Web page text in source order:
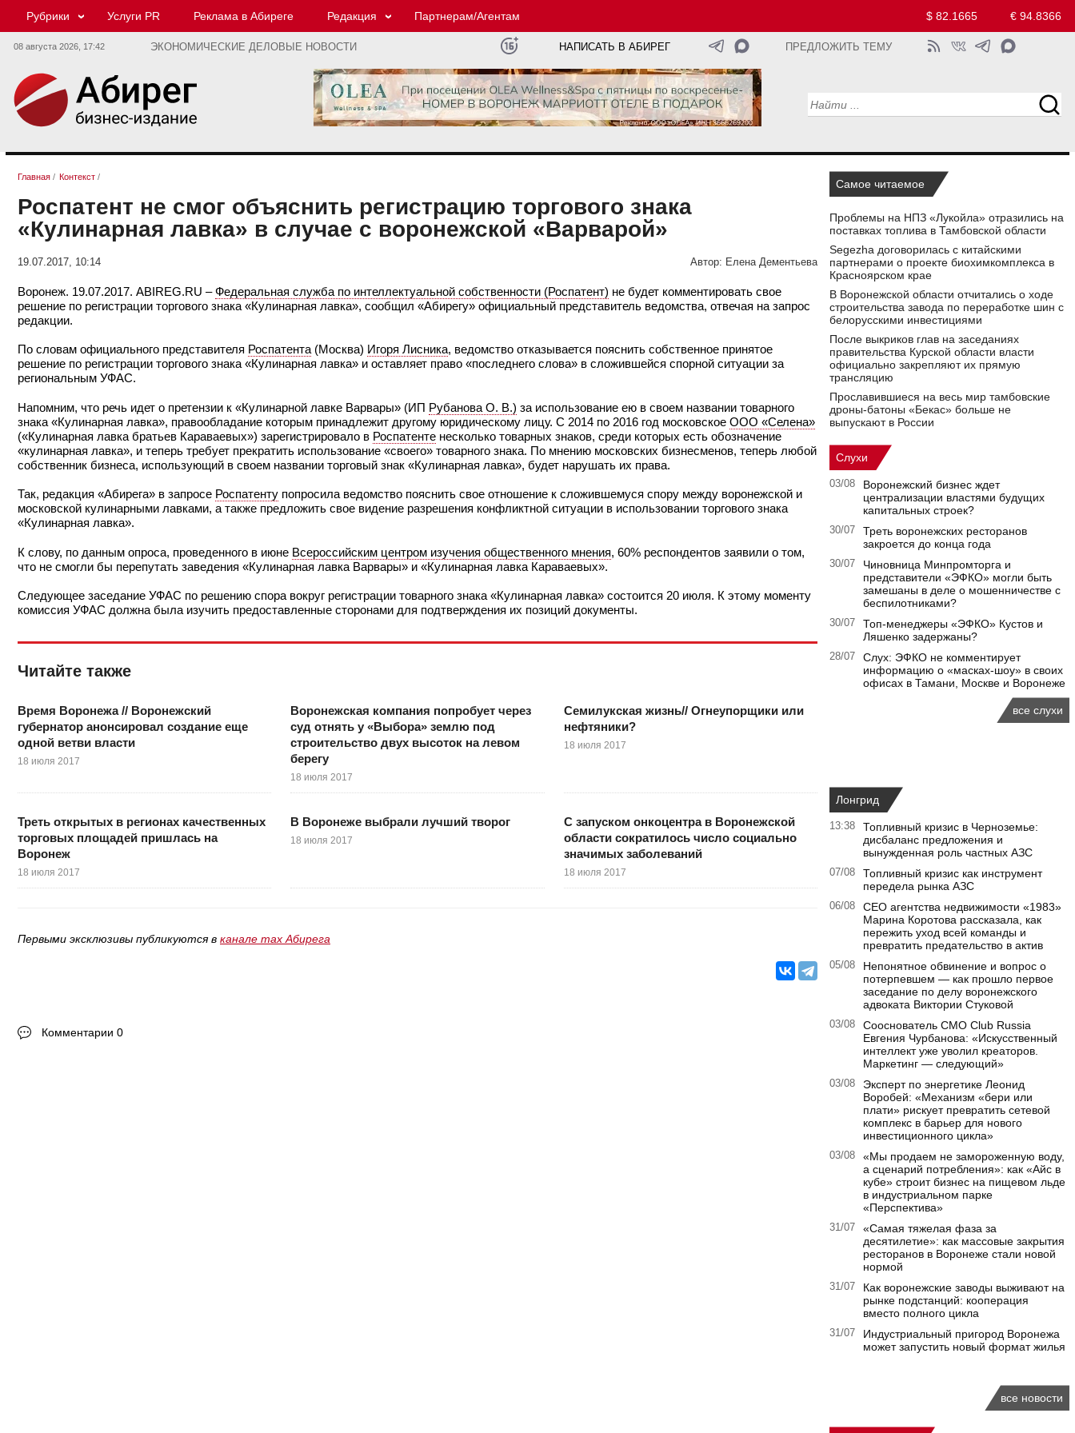
Рубрики Услуги PR Реклама в Абиреге Редакция Партнерам/Агентам $ 82.1665 € 94.8366
08 августа 2026, 17:42 ЭКОНОМИЧЕСКИЕ ДЕЛОВЫЕ НОВОСТИ НАПИСАТЬ В АБИРЕГ ПРЕДЛОЖИТЬ ТЕМУ
Главная / Контекст /
Роспатент не смог объяснить регистрацию торгового знака
«Кулинарная лавка» в случае с воронежской «Варварой»
19.07.2017, 10:14 Автор: Елена Дементьева
Воронеж. 19.07.2017. ABIREG.RU –Федеральная служба по интеллектуальной собственности (Роспатент) не будет комментировать свое
решение по регистрации торгового знака «Кулинарная лавка», сообщил «Абирегу» официальный представитель ведомства, отвечая на запрос
редакции.
По словам официального представителя Роспатента(Москва) Игоря Лисника, ведомство отказывается пояснить собственное принятое
решение по регистрации торгового знака «Кулинарная лавка» и оставляет право «последнего слова» в сложившейся спорной ситуации за
региональным УФАС.
Напомним, что речь идет о претензии к «Кулинарной лавке Варвары» (ИП Рубанова О. В.) за использование ею в своем названии товарного
знака «Кулинарная лавка», правообладание которым принадлежит другому юридическому лицу. С 2014 по 2016 год московское ООО «Селена»
(«Кулинарная лавка братьев Караваевых») зарегистрировало в Роспатенте несколько товарных знаков, среди которых есть обозначение
«кулинарная лавка», и теперь требует прекратить использование «своего» товарного знака. По мнению московских бизнесменов, теперь любой
собственник бизнеса, использующий в своем названии торговый знак «Кулинарная лавка», будет нарушать их права.
Так, редакция «Абирега» в запросе Роспатенту попросила ведомство пояснить свое отношение к сложившемуся спору между воронежской и
московской кулинарными лавками, а также предложить свое видение разрешения конфликтной ситуации в использовании торгового знака
«Кулинарная лавка».
К слову, по данным опроса, проведенного в июне Всероссийским центром изучения общественного мнения, 60% респондентов заявили о том,
что не смогли бы перепутать заведения «Кулинарная лавка Варвары» и «Кулинарная лавка Караваевых».
Следующее заседание УФАС по решению спора вокруг регистрации товарного знака «Кулинарная лавка» состоится 20 июля. К этому моменту
комиссия УФАС должна была изучить предоставленные сторонами для подтверждения их позиций документы.
Читайте также
Время Воронежа // Воронежский
губернатор анонсировал создание еще
одной ветви власти
18 июля 2017
Воронежская компания попробует через
суд отнять у «Выбора» землю под
строительство двух высоток на левом
берегу
18 июля 2017
Семилукская жизнь// Огнеупорщики или
нефтяники?
18 июля 2017
Треть открытых в регионах качественных
торговых площадей пришлась на
Воронеж
18 июля 2017
В Воронеже выбрали лучший творог
18 июля 2017
С запуском онкоцентра в Воронежской
области сократилось число социально
значимых заболеваний
18 июля 2017
Первыми эксклюзивы публикуются в канале max Абирега
Комментарии 0
Самое читаемое
Проблемы на НПЗ «Лукойла» отразились на
поставках топлива в Тамбовской области
Segezha договорилась с китайскими
партнерами о проекте биохимкомплекса в
Красноярском крае
В Воронежской области отчитались о ходе
строительства завода по переработке шин с
белорусскими инвестициями
После выкриков глав на заседаниях
правительства Курской области власти
официально закрепляют их прямую
трансляцию
Прославившиеся на весь мир тамбовские
дроны-батоны «Бекас» больше не
выпускают в России
Слухи
03/08
Воронежский бизнес ждет
централизации властями будущих
капитальных строек?
30/07
Треть воронежских ресторанов
закроется до конца года
30/07
Чиновница Минпромторга и
представители «ЭФКО» могли быть
замешаны в деле о мошенничестве с
беспилотниками?
30/07
Топ-менеджеры «ЭФКО» Кустов и
Ляшенко задержаны?
28/07
Слух: ЭФКО не комментирует
информацию о «масках-шоу» в своих
офисах в Тамани, Москве и Воронеже
все слухи
Лонгрид
13:38
Топливный кризис в Черноземье:
дисбаланс предложения и
вынужденная роль частных АЗС
07/08
Топливный кризис как инструмент
передела рынка АЗС
06/08
CEO агентства недвижимости «1983»
Марина Коротова рассказала, как
пережить уход всей команды и
превратить предательство в актив
05/08
Непонятное обвинение и вопрос о
потерпевшем — как прошло первое
заседание по делу воронежского
адвоката Виктории Стуковой
03/08
Сооснователь CMO Club Russia
Евгения Чурбанова: «Искусственный
интеллект уже уволил креаторов.
Маркетинг — следующий»
03/08
Эксперт по энергетике Леонид
Воробей: «Механизм «бери или
плати» рискует превратить сетевой
комплекс в барьер для нового
инвестиционного цикла»
03/08
«Мы продаем не замороженную воду,
а сценарий потребления»: как «Айс в
кубе» строит бизнес на пищевом льде
в индустриальном парке
«Перспектива»
31/07
«Самая тяжелая фаза за
десятилетие»: как массовые закрытия
ресторанов в Воронеже стали новой
нормой
31/07
Как воронежские заводы выживают на
рынке подстанций: кооперация
вместо полного цикла
31/07
Индустриальный пригород Воронежа
может запустить новый формат жилья
все новости